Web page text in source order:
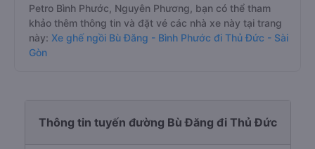
Petro Bình Phước, Nguyên Phương, bạn có thể tham
khảo thêm thông tin và đặt vé các nhà xe này tại trang
này: Xe ghế ngồi Bù Đăng - Bình Phước đi Thủ Đức - Sài
Gòn
Thông tin tuyến đường Bù Đăng đi Thủ Đức